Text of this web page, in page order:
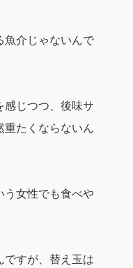
魚介じゃないんで
感じつつ、後味サ
たくならないん
う女性でも食べや
ですが、替え玉は